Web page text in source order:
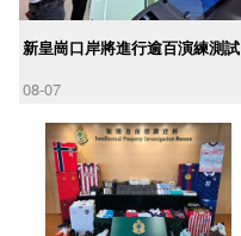
新皇崗口岸將進行逾百演練測試
08-07